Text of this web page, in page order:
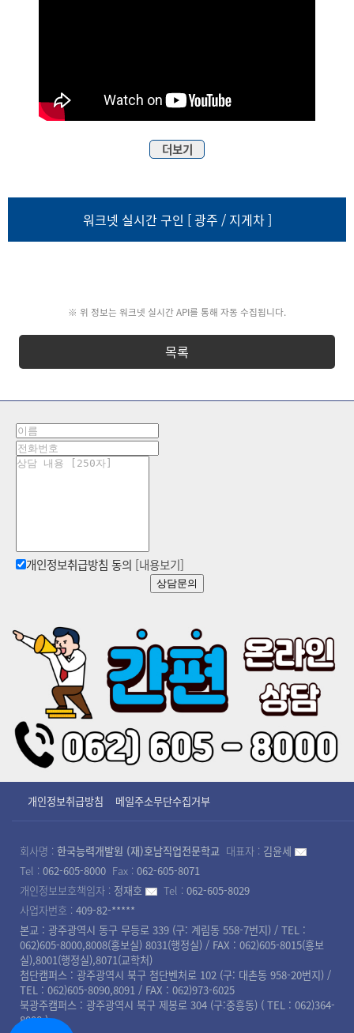
더보기
워크넷 실시간 구인 [ 광주 / 지게차 ]
※ 위 정보는 워크넷 실시간 API를 통해 자동 수집됩니다.
목록
개인정보취급방침 동의 [내용보기]
상담문의
개인정보취급방침 메일주소무단수집거부
회사명 : 한국능력개발원 (재)호남직업전문학교 대표자 : 김윤세
Tel : 062-605-8000 Fax : 062-605-8071
개인정보보호책임자 : 정재호 Tel : 062-605-8029
사업자번호 : 409-82-*****
본교 : 광주광역시 동구 무등로 339 (구: 계림동 558-7번지) / TEL :
062)605-8000,8008(홍보실) 8031(행정실) / FAX : 062)605-8015(홍보
실),8001(행정실),8071(교학처)
첨단캠퍼스 : 광주광역시 북구 첨단벤처로 102 (구: 대촌동 958-20번지) /
TEL : 062)605-8090,8091 / FAX : 062)973-6025
북광주캠퍼스 : 광주광역시 북구 제봉로 304 (구:중흥동) ( TEL : 062)364-
8008 )